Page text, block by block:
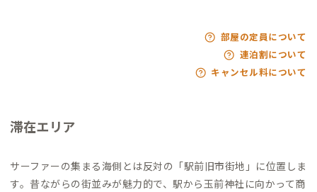
部屋の定員について
連泊割について
キャンセル料について
滞在エリア
サーファーの集まる海側とは反対の「駅前旧市街地」に位置しま
す。昔ながらの街並みが魅力的で、駅から玉前神社に向かって商